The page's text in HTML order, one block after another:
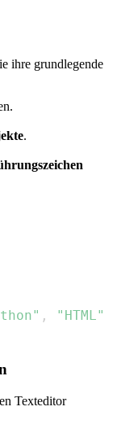
ihre grundlegende
.
, "HTML"
Texteditor